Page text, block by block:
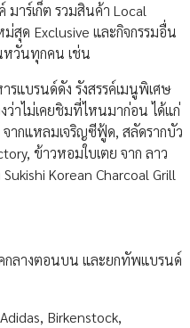
มาร์เก็ต รวมสินค้า Local
สุด Exclusive และกิจกรรมอื่น
หวันทุกคน เช่น
รแบรนด์ดัง รังสรรค์เมนูพิเศษ
ว่าไม่เคยชิมที่ไหนมาก่อน ได้แก่
ากแหลมเจริญซีฟู้ด, สลัดรากบัว
ข้าวหอมใบเตย จาก ลาว
Korean Charcoal Grill
กลางตอนบน และยกทัพแบรนด์
Birkenstock,